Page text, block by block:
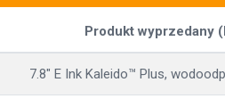
Produkt wyprzedany
7.8" E Ink Kaleido™ Plus,